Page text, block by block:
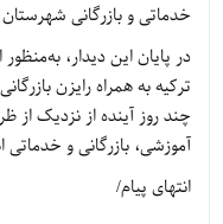
خدماتی و بازرگانی
در پایان این دیدار،
ترکیه به همراه رایزن
چند روز آینده از نزدیک از
آموزشی، بازرگانی و خدماتی
انتهای پیام/